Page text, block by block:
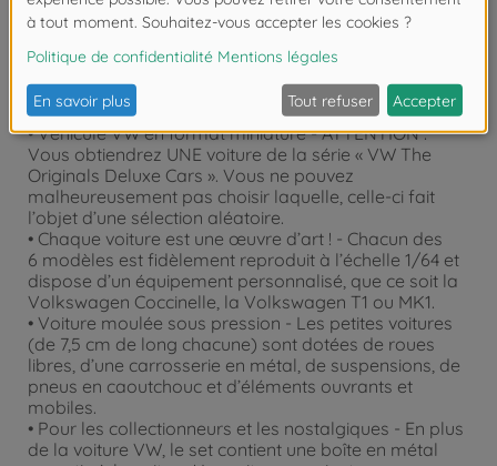
Détails
• Véhicule VW en format miniature - ATTENTION :
Vous obtiendrez UNE voiture de la série « VW The
Originals Deluxe Cars ». Vous ne pouvez
malheureusement pas choisir laquelle, celle-ci fait
l’objet d’une sélection aléatoire.
• Chaque voiture est une œuvre d’art ! - Chacun des
6 modèles est fidèlement reproduit à l’échelle 1/64 et
dispose d’un équipement personnalisé, que ce soit la
Volkswagen Coccinelle, la Volkswagen T1 ou MK1.
• Voiture moulée sous pression - Les petites voitures
(de 7,5 cm de long chacune) sont dotées de roues
libres, d’une carrosserie en métal, de suspensions, de
pneus en caoutchouc et d’éléments ouvrants et
mobiles.
• Pour les collectionneurs et les nostalgiques - En plus
de la voiture VW, le set contient une boîte en métal